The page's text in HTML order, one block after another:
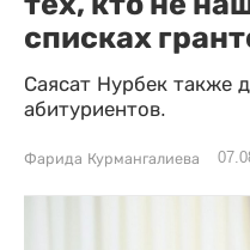
списках
Саясат Нурбек также
абитуриентов.
Фарида Курмангалиева